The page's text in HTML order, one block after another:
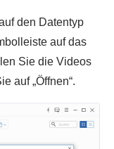
den Datentyp
auf das
Sie die Videos
auf „Öffnen“.